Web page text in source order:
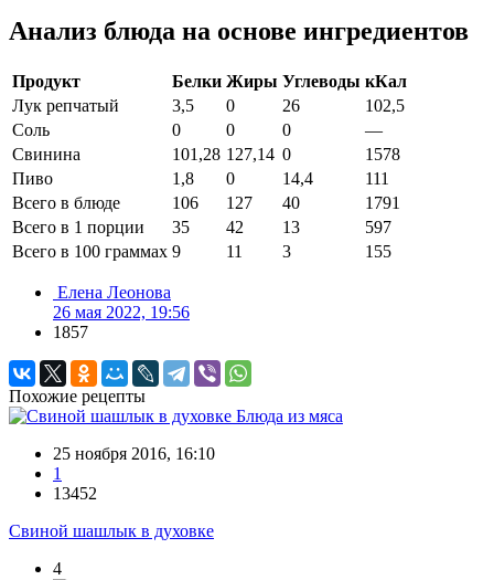
Анализ блюда на основе ингредиентов
Продукт Белки Жиры Углеводы кКал
Лук репчатый
3,5 0 26
102,5
Соль
0 0 0
—
Свинина
101,28 127,14 0
1578
Пиво
1,8 0 14,4
111
Всего в блюде
106 127 40
1791
Всего в 1 порции
35 42 13
597
Всего в 100 граммах 9 11 3 155
Елена Леонова
26 мая 2022, 19:56
1857
Похожие рецепты
Блюда из мяса
25 ноября 2016, 16:10
1
13452
Свиной шашлык в духовке
4